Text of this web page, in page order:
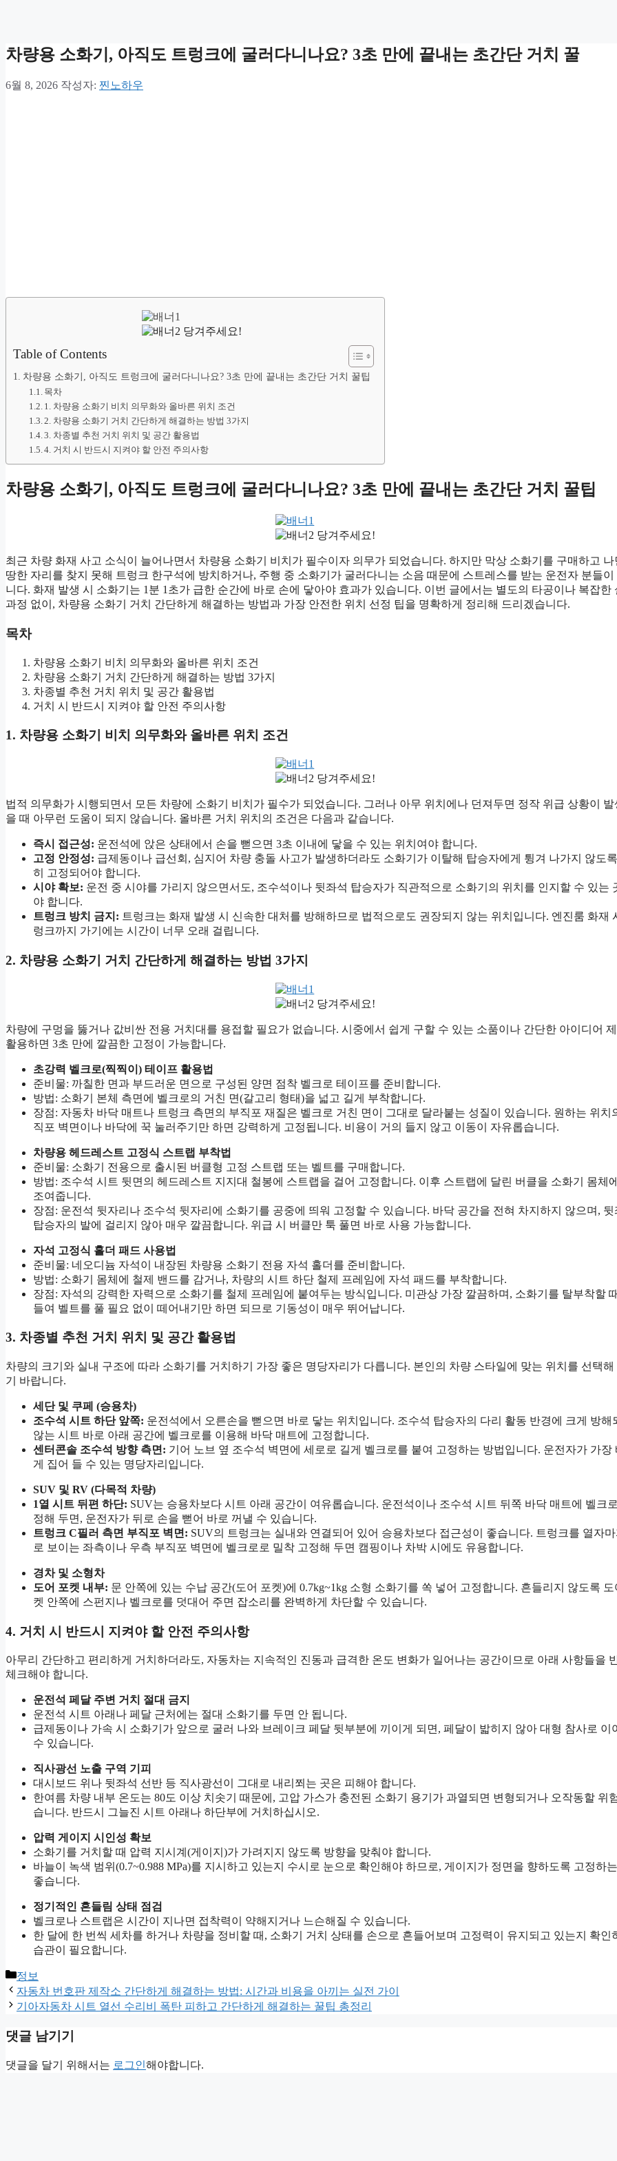
차량용 소화기, 아직도 트렁크에 굴러다니나요? 3초 만에 끝내는 초간단 거치 꿀
6월 8, 2026 작성자: 찐노하우
당겨주세요!
Table of Contents
차량용 소화기, 아직도 트렁크에 굴러다니나요? 3초 만에 끝내는 초간단 거치 꿀팁
목차
1. 차량용 소화기 비치 의무화와 올바른 위치 조건
2. 차량용 소화기 거치 간단하게 해결하는 방법 3가지
3. 차종별 추천 거치 위치 및 공간 활용법
4. 거치 시 반드시 지켜야 할 안전 주의사항
차량용 소화기, 아직도 트렁크에 굴러다니나요? 3초 만에 끝내는 초간단 거치 꿀팁
당겨주세요!
최근 차량 화재 사고 소식이 늘어나면서 차량용 소화기 비치가 필수이자 의무가 되었습니다. 하지만 막상 소화기를 구매하고 나
땅한 자리를 찾지 못해 트렁크 한구석에 방치하거나, 주행 중 소화기가 굴러다니는 소음 때문에 스트레스를 받는 운전자 분들이
니다. 화재 발생 시 소화기는 1분 1초가 급한 순간에 바로 손에 닿아야 효과가 있습니다. 이번 글에서는 별도의 타공이나 복잡한
과정 없이, 차량용 소화기 거치 간단하게 해결하는 방법과 가장 안전한 위치 선정 팁을 명확하게 정리해 드리겠습니다.
목차
차량용 소화기 비치 의무화와 올바른 위치 조건
차량용 소화기 거치 간단하게 해결하는 방법 3가지
차종별 추천 거치 위치 및 공간 활용법
거치 시 반드시 지켜야 할 안전 주의사항
1. 차량용 소화기 비치 의무화와 올바른 위치 조건
당겨주세요!
법적 의무화가 시행되면서 모든 차량에 소화기 비치가 필수가 되었습니다. 그러나 아무 위치에나 던져두면 정작 위급 상황이 발
을 때 아무런 도움이 되지 않습니다. 올바른 거치 위치의 조건은 다음과 같습니다.
즉시 접근성: 운전석에 앉은 상태에서 손을 뻗으면 3초 이내에 닿을 수 있는 위치여야 합니다.
고정 안정성: 급제동이나 급선회, 심지어 차량 충돌 사고가 발생하더라도 소화기가 이탈해 탑승자에게 튕겨 나가지 않도
히 고정되어야 합니다.
시야 확보: 운전 중 시야를 가리지 않으면서도, 조수석이나 뒷좌석 탑승자가 직관적으로 소화기의 위치를 인지할 수 있는
야 합니다.
트렁크 방치 금지: 트렁크는 화재 발생 시 신속한 대처를 방해하므로 법적으로도 권장되지 않는 위치입니다. 엔진룸 화재
렁크까지 가기에는 시간이 너무 오래 걸립니다.
2. 차량용 소화기 거치 간단하게 해결하는 방법 3가지
당겨주세요!
차량에 구멍을 뚫거나 값비싼 전용 거치대를 용접할 필요가 없습니다. 시중에서 쉽게 구할 수 있는 소품이나 간단한 아이디어
활용하면 3초 만에 깔끔한 고정이 가능합니다.
초강력 벨크로(찍찍이) 테이프 활용법
준비물: 까칠한 면과 부드러운 면으로 구성된 양면 점착 벨크로 테이프를 준비합니다.
방법: 소화기 본체 측면에 벨크로의 거친 면(갈고리 형태)을 넓고 길게 부착합니다.
장점: 자동차 바닥 매트나 트렁크 측면의 부직포 재질은 벨크로 거친 면이 그대로 달라붙는 성질이 있습니다. 원하는 위치
직포 벽면이나 바닥에 꾹 눌러주기만 하면 강력하게 고정됩니다. 비용이 거의 들지 않고 이동이 자유롭습니다.
차량용 헤드레스트 고정식 스트랩 부착법
준비물: 소화기 전용으로 출시된 버클형 고정 스트랩 또는 벨트를 구매합니다.
방법: 조수석 시트 뒷면의 헤드레스트 지지대 철봉에 스트랩을 걸어 고정합니다. 이후 스트랩에 달린 버클을 소화기 몸체
조여줍니다.
장점: 운전석 뒷자리나 조수석 뒷자리에 소화기를 공중에 띄워 고정할 수 있습니다. 바닥 공간을 전혀 차지하지 않으며, 뒷
탑승자의 발에 걸리지 않아 매우 깔끔합니다. 위급 시 버클만 툭 풀면 바로 사용 가능합니다.
자석 고정식 홀더 패드 사용법
준비물: 네오디늄 자석이 내장된 차량용 소화기 전용 자석 홀더를 준비합니다.
방법: 소화기 몸체에 철제 밴드를 감거나, 차량의 시트 하단 철제 프레임에 자석 패드를 부착합니다.
장점: 자석의 강력한 자력으로 소화기를 철제 프레임에 붙여두는 방식입니다. 미관상 가장 깔끔하며, 소화기를 탈부착할
들여 벨트를 풀 필요 없이 떼어내기만 하면 되므로 기동성이 매우 뛰어납니다.
3. 차종별 추천 거치 위치 및 공간 활용법
차량의 크기와 실내 구조에 따라 소화기를 거치하기 가장 좋은 명당자리가 다릅니다. 본인의 차량 스타일에 맞는 위치를 선택해
기 바랍니다.
세단 및 쿠페 (승용차)
조수석 시트 하단 앞쪽: 운전석에서 오른손을 뻗으면 바로 닿는 위치입니다. 조수석 탑승자의 다리 활동 반경에 크게 방해
않는 시트 바로 아래 공간에 벨크로를 이용해 바닥 매트에 고정합니다.
센터콘솔 조수석 방향 측면: 기어 노브 옆 조수석 벽면에 세로로 길게 벨크로를 붙여 고정하는 방법입니다. 운전자가 가장
게 집어 들 수 있는 명당자리입니다.
SUV 및 RV (다목적 차량)
1열 시트 뒤편 하단: SUV는 승용차보다 시트 아래 공간이 여유롭습니다. 운전석이나 조수석 시트 뒤쪽 바닥 매트에 벨크
정해 두면, 운전자가 뒤로 손을 뻗어 바로 꺼낼 수 있습니다.
트렁크 C필러 측면 부직포 벽면: SUV의 트렁크는 실내와 연결되어 있어 승용차보다 접근성이 좋습니다. 트렁크를 열자
로 보이는 좌측이나 우측 부직포 벽면에 벨크로로 밀착 고정해 두면 캠핑이나 차박 시에도 유용합니다.
경차 및 소형차
도어 포켓 내부: 문 안쪽에 있는 수납 공간(도어 포켓)에 0.7kg~1kg 소형 소화기를 쏙 넣어 고정합니다. 흔들리지 않도록 도
켓 안쪽에 스펀지나 벨크로를 덧대어 주면 잡소리를 완벽하게 차단할 수 있습니다.
4. 거치 시 반드시 지켜야 할 안전 주의사항
아무리 간단하고 편리하게 거치하더라도, 자동차는 지속적인 진동과 급격한 온도 변화가 일어나는 공간이므로 아래 사항들을
체크해야 합니다.
운전석 페달 주변 거치 절대 금지
운전석 시트 아래나 페달 근처에는 절대 소화기를 두면 안 됩니다.
급제동이나 가속 시 소화기가 앞으로 굴러 나와 브레이크 페달 뒷부분에 끼이게 되면, 페달이 밟히지 않아 대형 참사로 이
수 있습니다.
직사광선 노출 구역 기피
대시보드 위나 뒷좌석 선반 등 직사광선이 그대로 내리쬐는 곳은 피해야 합니다.
한여름 차량 내부 온도는 80도 이상 치솟기 때문에, 고압 가스가 충전된 소화기 용기가 과열되면 변형되거나 오작동할 위
습니다. 반드시 그늘진 시트 아래나 하단부에 거치하십시오.
압력 게이지 시인성 확보
소화기를 거치할 때 압력 지시계(게이지)가 가려지지 않도록 방향을 맞춰야 합니다.
바늘이 녹색 범위(0.7~0.988 MPa)를 지시하고 있는지 수시로 눈으로 확인해야 하므로, 게이지가 정면을 향하도록 고정하는
좋습니다.
정기적인 흔들림 상태 점검
벨크로나 스트랩은 시간이 지나면 접착력이 약해지거나 느슨해질 수 있습니다.
한 달에 한 번씩 세차를 하거나 차량을 정비할 때, 소화기 거치 상태를 손으로 흔들어보며 고정력이 유지되고 있는지 확인
습관이 필요합니다.
카
테
고
정보
자동차 번호판 제작소 간단하게 해결하는 방법: 시간과 비용을 아끼는 실전 가이
기아자동차 시트 열선 수리비 폭탄 피하고 간단하게 해결하는 꿀팁 총정리
댓글 남기기
댓글을 달기 위해서는 로그인해야합니다.